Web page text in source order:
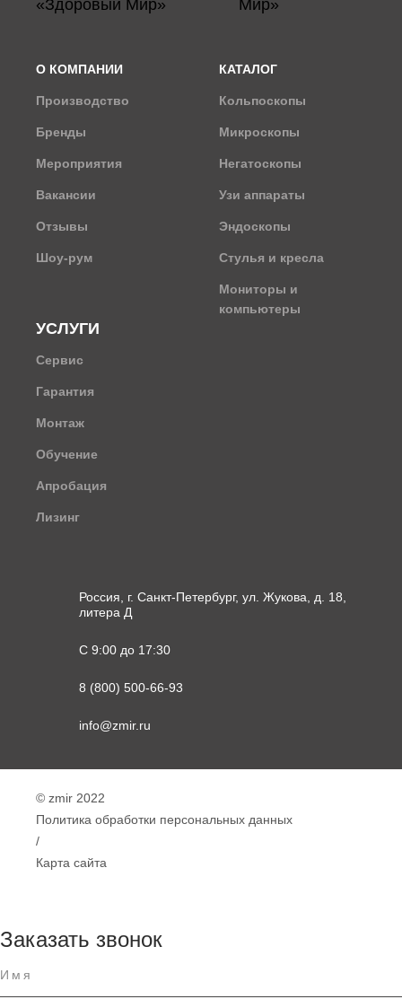
О КОМПАНИИ
Производство
Бренды
Мероприятия
Вакансии
Отзывы
Шоу-рум
КАТАЛОГ
Кольпоскопы
Микроскопы
Негатоскопы
Узи аппараты
Эндоскопы
Стулья и кресла
Мониторы и
компьютеры
УСЛУГИ
Сервис
Гарантия
Монтаж
Обучение
Апробация
Лизинг
Россия, г. Санкт-Петербург, ул. Жукова, д. 18,
литера Д
С 9:00 до 17:30
8 (800) 500-66-93
info@zmir.ru
© zmir 2022
Политика обработки персональных данных
/
Карта сайта
Заказать звонок